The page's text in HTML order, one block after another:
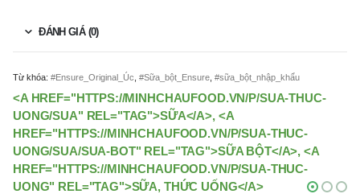
ĐÁNH GIÁ (0)
Từ khóa: #Ensure_Original_Úc #Sữa_bột_Ensure #sữa_bột_nhập_khẩu
<A HREF="HTTPS://MINHCHAUFOOD.VN/P/SUA-THUC-
UONG/SUA" REL="TAG">SỮA</A>, <A
HREF="HTTPS://MINHCHAUFOOD.VN/P/SUA-THUC-
UONG/SUA/SUA-BOT" REL="TAG">SỮA BỘT</A>, <A
HREF="HTTPS://MINHCHAUFOOD.VN/P/SUA-THUC-
UONG" REL="TAG">SỮA, THỨC UỐNG</A>